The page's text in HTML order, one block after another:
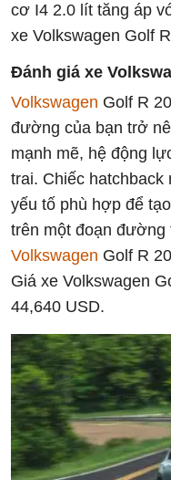
cơ I4 2.0 lít tăng áp
xe Volkswagen Golf
Đánh giá xe
Volkswagen Golf R
đường của bạn trở
mạnh mẽ, hệ động
trai. Chiếc hatchback
yếu tố phù hợp để
trên một đoạn
Volkswagen Golf R
Giá xe Volkswagen
44,640 USD.